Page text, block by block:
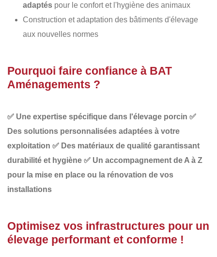
adaptés pour le confort et l'hygiène des animaux
Construction et adaptation des bâtiments d'élevage
aux nouvelles normes
Pourquoi faire confiance à BAT
Aménagements ?
✅ Une expertise spécifique dans l'élevage porcin ✅
Des solutions personnalisées adaptées à votre
exploitation ✅ Des matériaux de qualité garantissant
durabilité et hygiène ✅ Un accompagnement de A à Z
pour la mise en place ou la rénovation de vos
installations
Optimisez vos infrastructures pour un
élevage performant et conforme !